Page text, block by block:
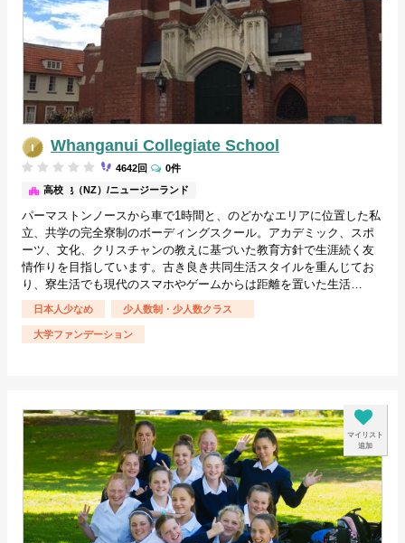
Whanganui Collegiate School
その他（NZ）/ニュージーランド
高校
4642回 0件
パーマストンノースから車で1時間と、のどかなエリアに位置した私
立、共学の完全寮制のボーディングスクール。アカデミック、スポ
ーツ、文化、クリスチャンの教えに基づいた教育方針で生涯続く友
情作りを目指しています。古き良き共同生活スタイルを重んじてお
り、寮生活でも現代のスマホやゲームからは距離を置いた生活…
日本人少なめ 少人数制・少人数クラス
大学ファンデーション
マイリスト
追加